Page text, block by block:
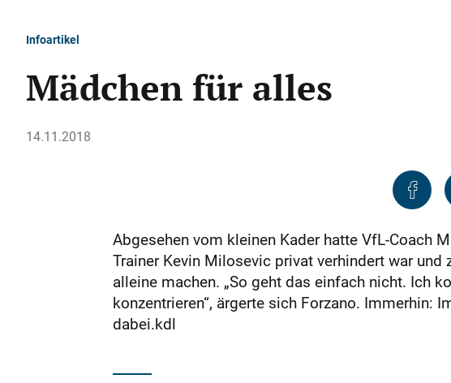
Infoartikel
Mädchen für alles
14.11.2018
Abgesehen vom kleinen Kader hatte VfL-Coach
Trainer Kevin Milosevic privat verhindert war
alleine machen. „So geht das einfach nicht. Ich
konzentrieren“, ärgerte sich Forzano.
dabei.kdl